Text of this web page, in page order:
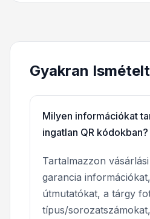
Gyakran
Milyen információkat
ingatlan QR kódokban?
Tartalmazzon
garancia
útmutatókat, a tárgy
típus/